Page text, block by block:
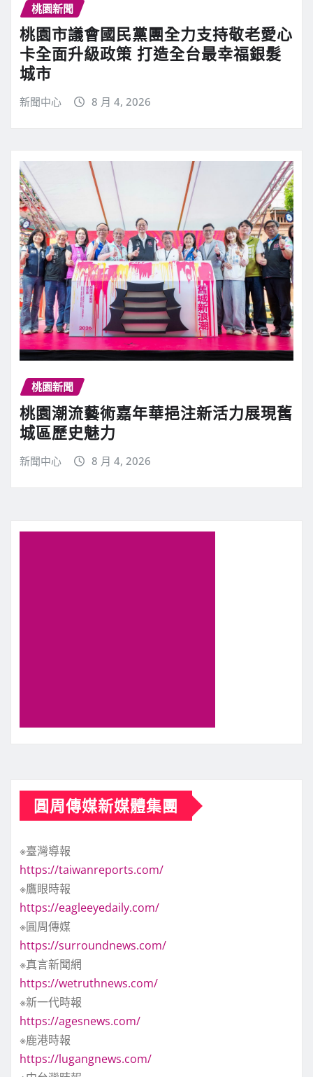
桃園新聞
桃園市議會國民黨團全力支持敬老愛心
卡全面升級政策 打造全台最幸福銀髮
城市
新聞中心 8 月 4, 2026
桃園新聞
桃園潮流藝術嘉年華挹注新活力展現舊
城區歷史魅力
新聞中心 8 月 4, 2026
圓周傳媒新媒體集團
※臺灣導報
https://taiwanreports.com/
※鷹眼時報
https://eagleeyedaily.com/
※圓周傳媒
https://surroundnews.com/
※真言新聞網
https://wetruthnews.com/
※新一代時報
https://agesnews.com/
※鹿港時報
https://lugangnews.com/